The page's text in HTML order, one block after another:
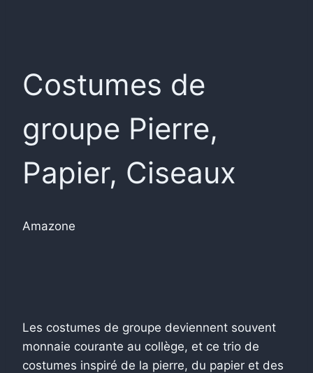
Costumes de
groupe Pierre,
Papier, Ciseaux
Amazone
Les costumes de groupe deviennent souvent
monnaie courante au collège, et ce trio de
costumes inspiré de la pierre, du papier et des